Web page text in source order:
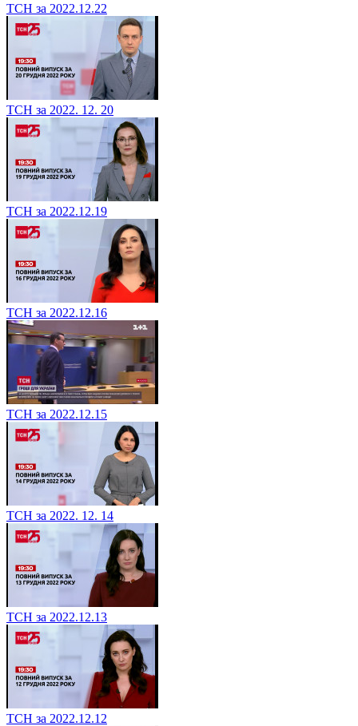
ТСН за 2022.12.22
ТСН за 2022. 12. 20
ТСН за 2022.12.19
ТСН за 2022.12.16
ТСН за 2022.12.15
ТСН за 2022. 12. 14
ТСН за 2022.12.13
ТСН за 2022.12.12